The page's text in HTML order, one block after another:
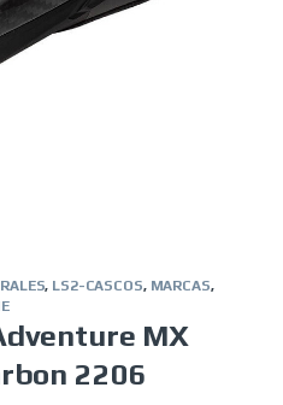
, LS2-CASCOS, MARCAS,
MX
2206